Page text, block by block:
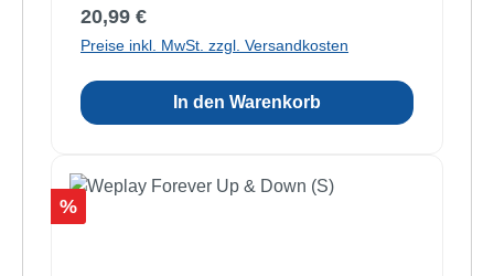
Regulärer Preis:
20,99 €
Preise inkl. MwSt. zzgl. Versandkosten
In den Warenkorb
Rabatt
%